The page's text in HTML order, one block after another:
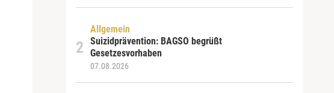
Allgemein
Suizidprävention: BAGSO begrüßt
Gesetzesvorhaben
07.08.2026